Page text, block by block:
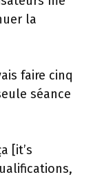
la
faire cinq
séance
[it’s